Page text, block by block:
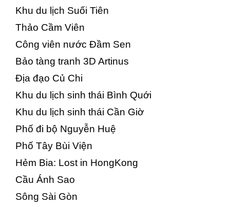
Khu du lịch Suối Tiên
Thảo Cầm Viên
Công viên nước Đầm Sen
Bảo tàng tranh 3D Artinus
Địa đạo Củ Chi
Khu du lịch sinh thái Bình Quới
Khu du lịch sinh thái Cần Giờ
Phố đi bộ Nguyễn Huệ
Phố Tây Bùi Viện
Hẻm Bia: Lost in HongKong
Cầu Ánh Sao
Sông Sài Gòn